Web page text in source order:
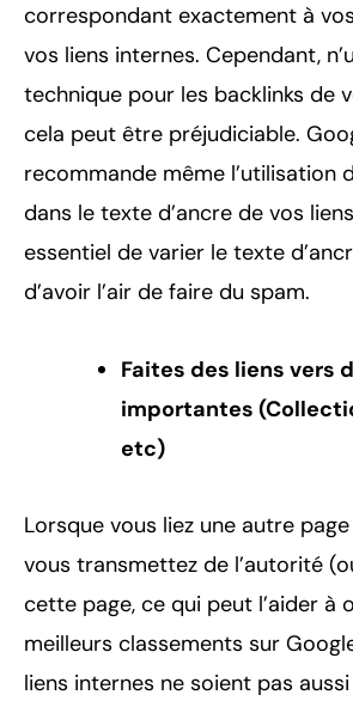
correspondant exactement à
vos liens internes. Cependant,
technique pour les backlinks de
cela peut être préjudiciable.
recommande même l’utilisation
dans le texte d’ancre de vos
essentiel de varier le texte
d’avoir l’air de faire du spam.
Faites des liens vers
importantes
etc)
Lorsque vous liez une autre
vous transmettez de l’autorité
cette page, ce qui peut l’aider à
meilleurs classements sur
liens internes ne soient pas